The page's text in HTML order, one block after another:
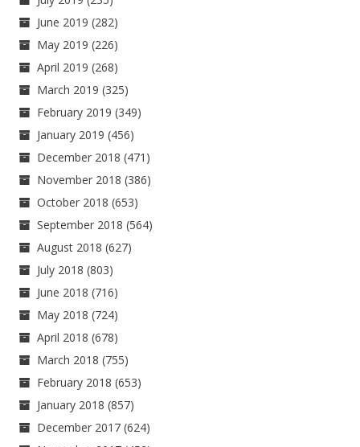
June 2019 (282)
May 2019 (226)
April 2019 (268)
March 2019 (325)
February 2019 (349)
January 2019 (456)
December 2018 (471)
November 2018 (386)
October 2018 (653)
September 2018 (564)
August 2018 (627)
July 2018 (803)
June 2018 (716)
May 2018 (724)
April 2018 (678)
March 2018 (755)
February 2018 (653)
January 2018 (857)
December 2017 (624)